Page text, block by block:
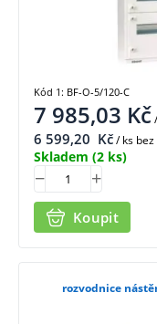
7 985,03 Kč
6 599,20 Kč/ ks bez
Skladem (2 ks)
Koupit
Kód 1: BF-O-5/120-C
rozvodnice